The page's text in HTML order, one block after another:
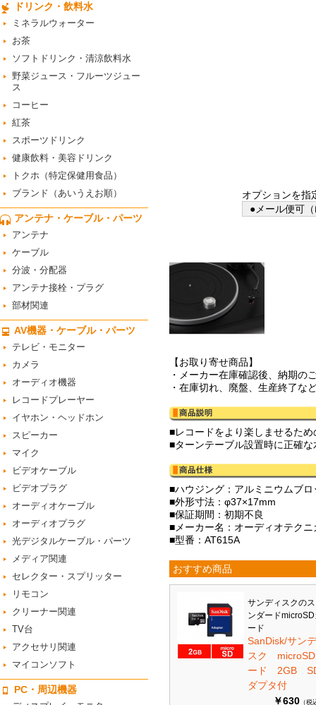
ドリンク・飲料水
ミネラルウォーター
お茶
ソフトドリンク・清涼飲料水
野菜ジュース・フルーツジュー
ス
コーヒー
紅茶
スポーツドリンク
健康飲料・美容ドリンク
トクホ（特定保健用食品）
ブランド（あいうえお順）
アンテナ・ケーブル・パーツ
アンテナ
ケーブル
分波・分配器
アンテナ接栓・プラグ
部材関連
AV機器・ケーブル・パーツ
テレビ・モニター
カメラ
オーディオ機器
レコードプレーヤー
イヤホン・ヘッドホン
スピーカー
マイク
ビデオケーブル
ビデオプラグ
オーディオケーブル
オーディオプラグ
光デジタルケーブル・パーツ
メディア関連
セレクター・スプリッター
リモコン
クリーナー関連
TV台
アクセサリ関連
マイコンソフト
PC・周辺機器
オプションを指
●メール便可
【お取り寄せ商品】
・メーカー在庫確認後、納期の
・在庫切れ、廃盤、生産終了な
■レコードをより楽しませるた
■ターンテーブル設置時に正確
■ハウジング：アルミニウムブ
■外形寸法：φ37×17mm
■保証期間：初期不良
■メーカー名：オーディオテク
■型番：AT615A
おすすめ商品
サンディスクの
ンダード
ード
SanDisk/サン
スク
ード 2GB
ダプタ付
￥630 （税